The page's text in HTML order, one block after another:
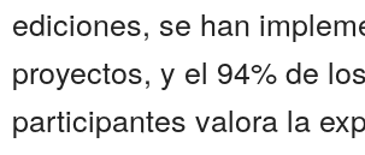
ediciones, se han
proyectos, y el 94% de los
participantes valora la